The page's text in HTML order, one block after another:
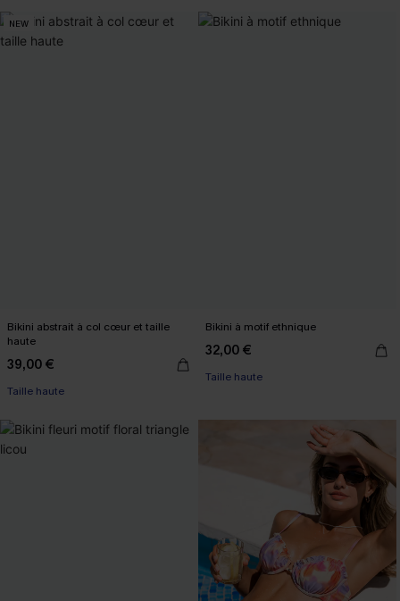
NEW
Bikini abstrait à col cœur et taille
haute
39,00 €
Taille haute
Bikini à motif ethnique
32,00 €
Taille haute